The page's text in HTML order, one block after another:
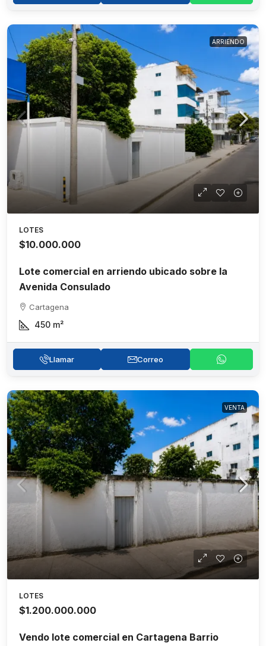
ARRIENDO
LOTES
$10.000.000
Lote comercial en arriendo ubicado sobre la
Avenida Consulado
Cartagena
450 m²
Llamar Correo
VENTA
LOTES
$1.200.000.000
Vendo lote comercial en Cartagena Barrio